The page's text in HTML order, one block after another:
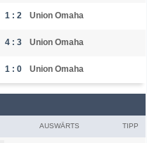
1 : 2 Union Omaha
4 : 3 Union Omaha
1 : 0 Union Omaha
AUSWÄRTS TIPP